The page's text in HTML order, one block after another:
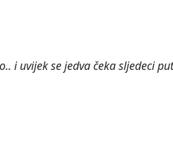
i uvijek se jedva čeka sljedeci